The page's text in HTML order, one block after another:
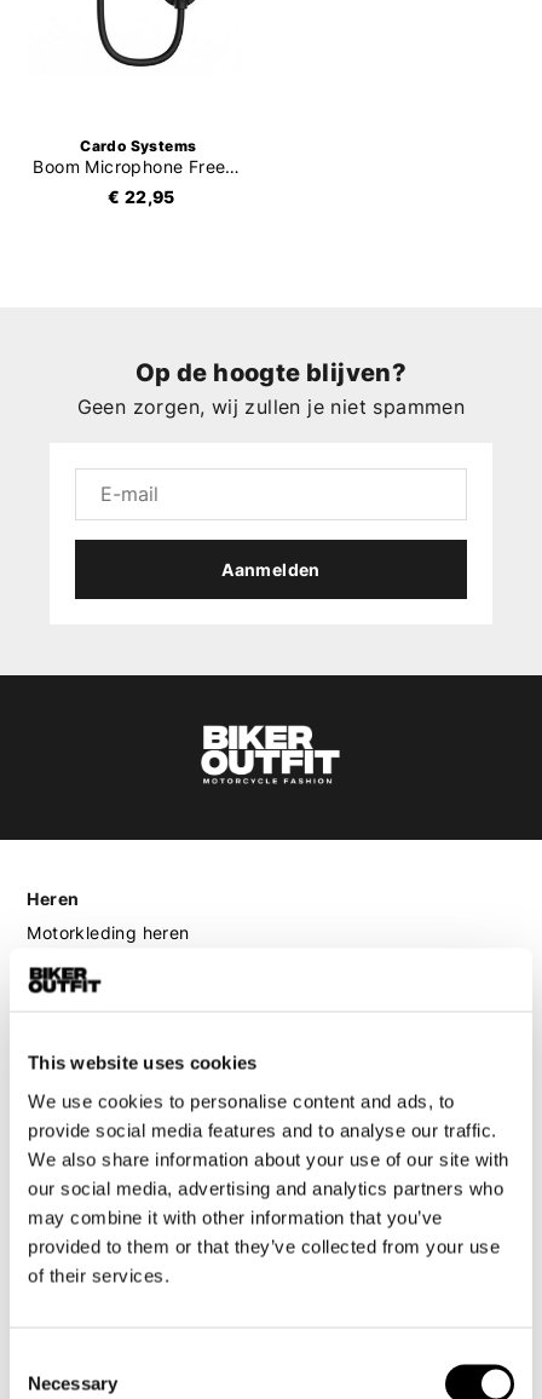
This website uses cookies
We use cookies to personalise content and ads, to
provide social media features and to analyse our traffic.
We also share information about your use of our site with
our social media, advertising and analytics partners who
may combine it with other information that you’ve
provided to them or that they’ve collected from your use
of their services.
Selection
Necessary
Cardo Systems
Boom Microphone Freecom / Packtalk / SHO-1
€ 22,95
Op de hoogte blijven?
Geen zorgen, wij zullen je niet spammen
Aanmelden
Heren
Motorkleding heren
Motorjas heren
Motorbroek heren
Motorjeans heren
Motorhoodie heren
Motorhelm heren
Motorhandschoenen heren